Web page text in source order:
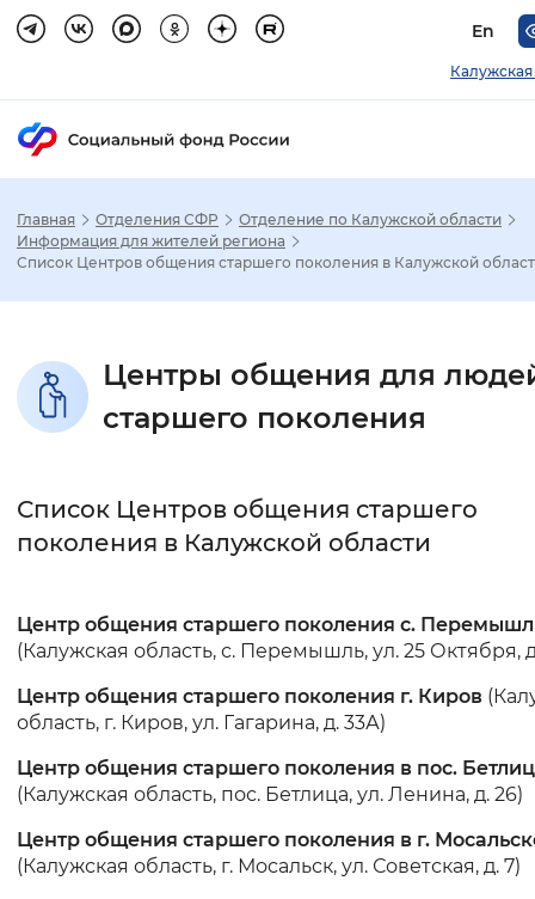
En
Калужская
Настройка режима отображения
Размер шрифта
Стандартный
Без засечек С засечками
Нормальный Увеличенный
Цвет сайта
Монохромный Инверсивный
Синий фон
Изображения
Главная Отделения СФР
Отделение по Калужской области
Информация для жителей региона
Список Центров общения старшего поколения в Калужской
Центры общения для
старшего поколения
Список Центров общения старшего
поколения в Калужской области
Центр общения старшего поколения с.
(Калужская область, с. Перемышль, ул. 25 Октября,
Центр общения старшего поколения г. Киров
область, г. Киров, ул. Гагарина, д. 33А)
Центр общения старшего поколения в пос.
(Калужская область, пос. Бетлица, ул. Ленина, д. 26)
Центр общения старшего поколения в г.
(Калужская область, г. Мосальск, ул. Советская, д. 7)